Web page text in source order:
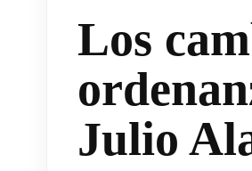
Los
Julio